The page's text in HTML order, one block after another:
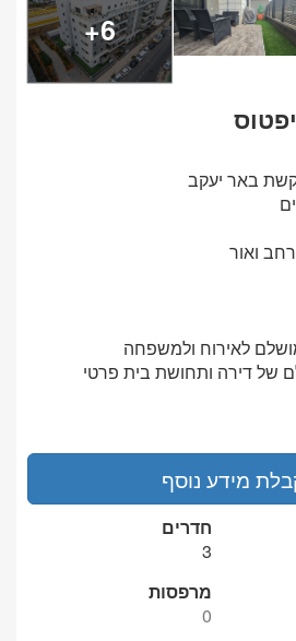
6+
באר יעקב
ואור
של דירה ותחושת בית פרטי
מידע נוסף
חדרים
3
מרפסות
0